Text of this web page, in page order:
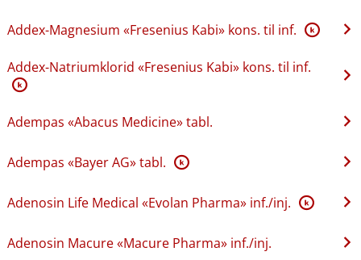
Addex-Magnesium «Fresenius Kabi» kons. til inf. K
Addex-Natriumklorid «Fresenius Kabi» kons. til inf.
K
Adempas «Abacus Medicine» tabl.
Adempas «Bayer AG» tabl. K
Adenosin Life Medical «Evolan Pharma» inf.​/​inj. K
Adenosin Macure «Macure Pharma» inf.​/​inj.